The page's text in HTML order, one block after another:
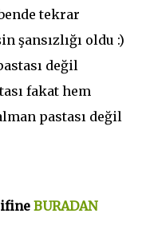
tekrar
şansızlığı oldu :)
değil
fakat hem
pastası değil
BURADAN